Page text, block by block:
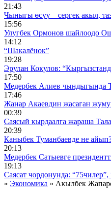
21:43
Чыныгы өсүү – сергек акыл,
15:56
Улугбек Ормонов шайлоодо
14:12
“Шакалёнок”
19:28
Эрулан Кокулов:
17:50
Медербек Алиев чындыгында
17:46
Жанар Акаевдин жасаган
00:39
Саясый кырдаалга жараша
20:39
Каныбек Туманбаевде не
20:13
Медербек Сатыевге
19:13
Саясат чордонунда:
» Экономика » Акылбек